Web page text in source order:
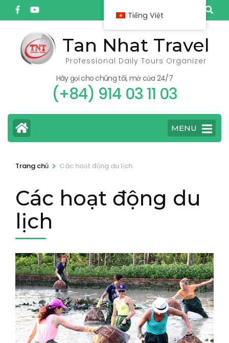
qua
Tan Nhat Travel
Professional Daily Tours Organizer
Hãy gọi cho chúng tôi, mở cửa 24/7
(+84) 914 03 11 03
MENU
Trang chủ > Các hoạt động du lịch
Các hoạt động du
lịch
Tiếng Việt